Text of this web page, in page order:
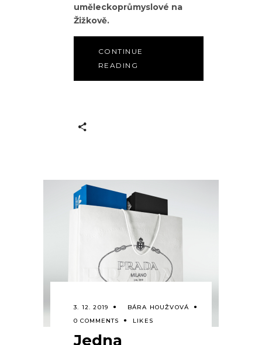
uměleckoprůmyslové na
Žižkově.
CONTINUE
READING
3. 12. 2019
BÁRA HOUŽVOVÁ
0 COMMENTS
LIKES
Jedna